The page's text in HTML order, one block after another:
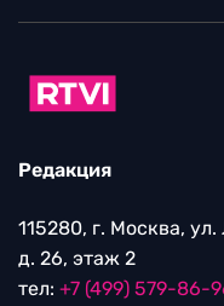
Редакция
115280, г. Москва,
д. 26, этаж 2
тел: +7 (499) 579-86-